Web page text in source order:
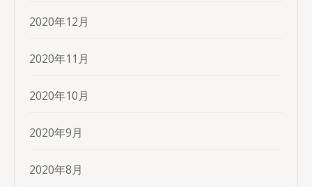
2020年12月
2020年11月
2020年10月
2020年9月
2020年8月